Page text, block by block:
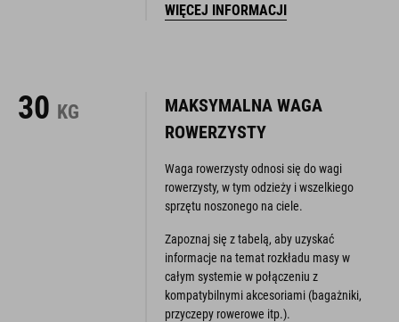
WIĘCEJ INFORMACJI
30 KG
MAKSYMALNA WAGA
ROWERZYSTY
Waga rowerzysty odnosi się do wagi
rowerzysty, w tym odzieży i wszelkiego
sprzętu noszonego na ciele.
Zapoznaj się z tabelą, aby uzyskać
informacje na temat rozkładu masy w
całym systemie w połączeniu z
kompatybilnymi akcesoriami (bagażniki,
przyczepy rowerowe itp.).